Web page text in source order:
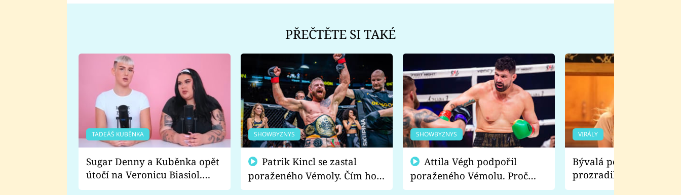
PŘEČTĚTE SI TAKÉ
TADEÁŠ KUBĚNKA
Sugar Denny a Kuběnka opět
útočí na Veronicu Biasiol.
Proč je podle nich falešná a
SHOWBYZNYS
poraženého Vémoly. Čím ho
fanoušci naštvali?
SHOWBYZNYS
poraženého Vémolu. Proč
chce raději zápasit s ním než
VIRÁLY
Bývalá pornoherečka
prozradila, co ji
natáčení Euforie.